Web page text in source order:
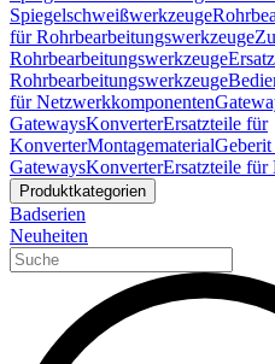
Spiegelschweißwerkzeuge
für Rohrbearbeitungswerkzeuge
Rohrbearbeitungswerkzeuge
Rohrbearbeitungswerkzeuge
für Netzwerkkomponenten
GatewaysKonverterErsatzteile für
KonverterMontagematerial
GatewaysKonverterErsatzteile für
Produktkategorien
Badserien
Neuheiten